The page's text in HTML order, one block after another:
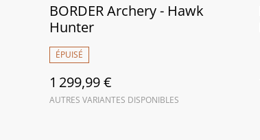
BORDER Archery - Hawk
Hunter
ÉPUISÉ
1 299,99 €
AUTRES VARIANTES DISPONIBLES